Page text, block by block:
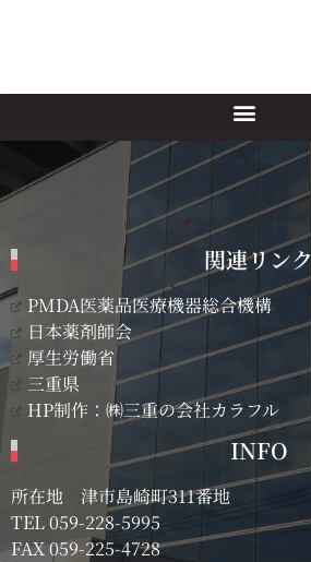
関連リンク
PMDA医薬品医療機器総合機構
日本薬剤師会
厚生労働省
三重県
HP制作：㈱三重の会社カラフル
INFO
所在地 津市島崎町311番地
TEL059-228-5995
FAX 059-225-4728